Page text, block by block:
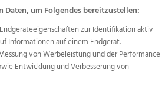
Ehrenkodex Politische Werbung
OÖN Reise
Promenaden Galerien
Daten, um Folgendes bereitzustellen:
zur Identifikation aktiv
Informationen auf einem Endgerät.
von Werbeleistung und der Performance
Entwicklung und Verbesserung von